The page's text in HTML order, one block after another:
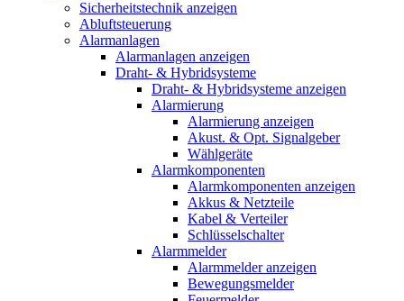
Sicherheitstechnik anzeigen
Abluftsteuerung
Alarmanlagen
Alarmanlagen anzeigen
Draht- & Hybridsysteme
Draht- & Hybridsysteme anzeigen
Alarmierung
Alarmierung anzeigen
Akust. & Opt. Signalgeber
Wählgeräte
Alarmkomponenten
Alarmkomponenten anzeigen
Akkus & Netzteile
Kabel & Verteiler
Schlüsselschalter
Alarmmelder
Alarmmelder anzeigen
Bewegungsmelder